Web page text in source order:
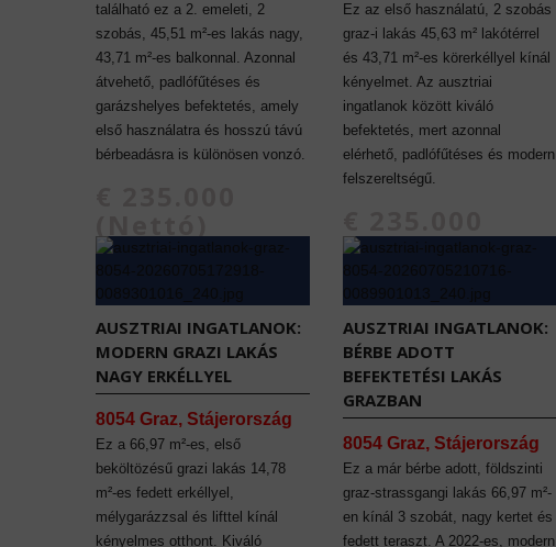
található ez a 2. emeleti, 2
szobás, 45,51 m²-es lakás nagy,
43,71 m²-es balkonnal. Azonnal
átvehető, padlófűtéses és
garázshelyes befektetés, amely
első használatra és hosszú távú
bérbeadásra is különösen vonzó.
Ez az első használatú, 2 szobás
graz-i lakás 45,63 m² lakótérrel
és 43,71 m²-es körerkéllyel kínál
kényelmet. Az ausztriai
ingatlanok között kiváló
befektetés, mert azonnal
elérhető, padlófűtéses és modern
felszereltségű.
(Nettó)
AUSZTRIAI INGATLANOK:
MODERN GRAZI LAKÁS
NAGY ERKÉLLYEL
8054 Graz, Stájerország
Ez a 66,97 m²-es, első
beköltözésű grazi lakás 14,78
m²-es fedett erkéllyel,
mélygarázzsal és lifttel kínál
kényelmes otthont. Kiváló
AUSZTRIAI INGATLANOK:
BÉRBE ADOTT
BEFEKTETÉSI LAKÁS
GRAZBAN
8054 Graz, Stájerország
Ez a már bérbe adott, földszinti
graz-strassgangi lakás 66,97 m²-
en kínál 3 szobát, nagy kertet és
fedett teraszt. A 2022-es, modern